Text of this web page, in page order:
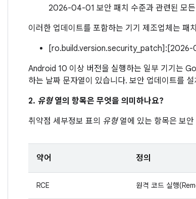
2026-04-01 보안 패치 수준과 관련된 모
이러한 업데이트를 포함하는 기기 제조업체는 패
Android 10 이상 버전을 실행하는 일부 기기는
하는 날짜 문자열이 있습니다. 보안 업데이트를
2. 유형열의 항목은 무엇을 의미하나요?
취약점 세부정보 표의 유형열에 있는 항목은 보
약어 정의
RCE 원격 코드 실행